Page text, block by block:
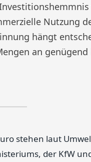
Nutzung
hängt
an genügend
stehen laut
der KfW